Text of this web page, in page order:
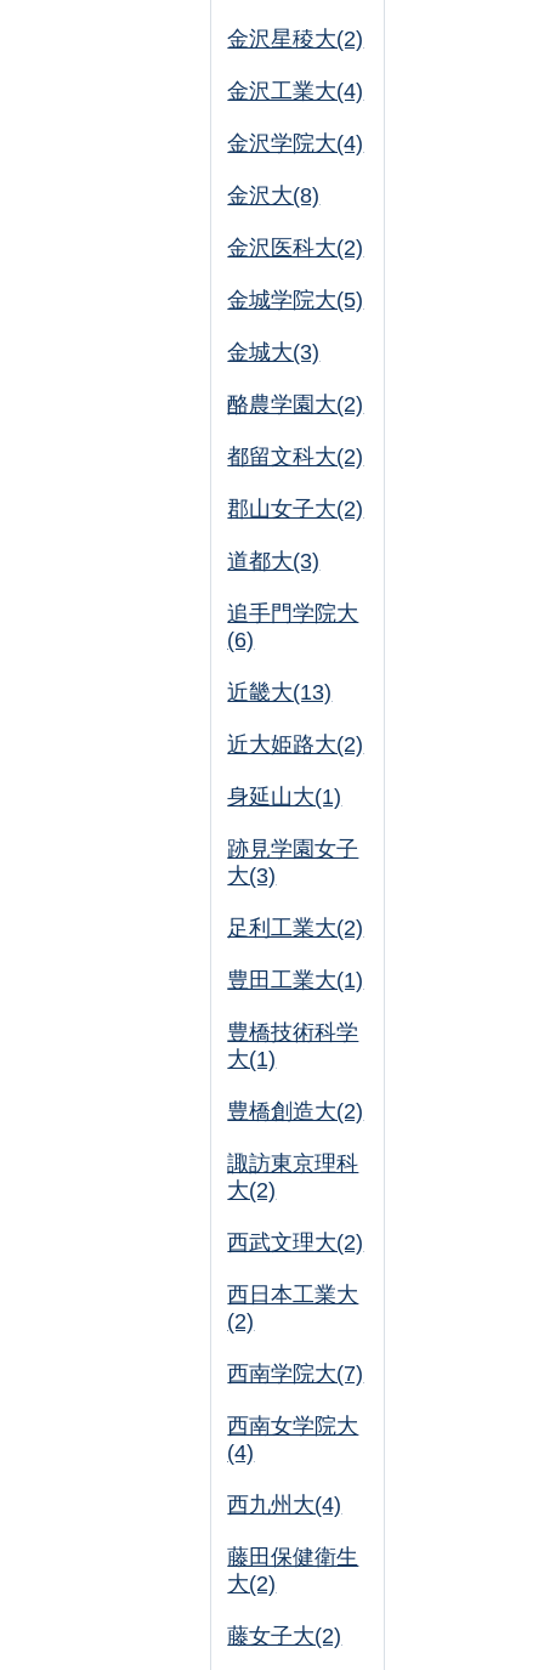
金沢星稜大(2)
金沢工業大(4)
金沢学院大(4)
金沢大(8)
金沢医科大(2)
金城学院大(5)
金城大(3)
酪農学園大(2)
都留文科大(2)
郡山女子大(2)
道都大(3)
追手門学院大
(6)
近畿大(13)
近大姫路大(2)
身延山大(1)
跡見学園女子
大(3)
足利工業大(2)
豊田工業大(1)
豊橋技術科学
大(1)
豊橋創造大(2)
諏訪東京理科
大(2)
西武文理大(2)
西日本工業大
(2)
西南学院大(7)
西南女学院大
(4)
西九州大(4)
藤田保健衛生
大(2)
藤女子大(2)